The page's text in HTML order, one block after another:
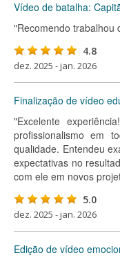
Vídeo de batalha:
"Recomendo trabalhou
4.8
dez. 2025 - jan. 2026
Finalização de vídeo
"Excelente
profissionalismo em
qualidade. Entendeu
expectativas no
com ele em novos
5.0
dez. 2025 - jan. 2026
Edição de vídeo